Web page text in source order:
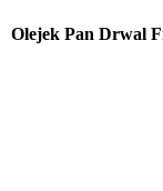
Olejek Pan Drwal